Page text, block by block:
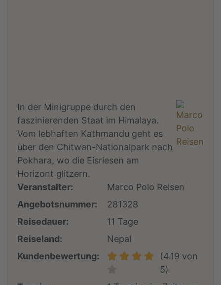
In der Minigruppe durch den
faszinierenden Staat im Himalaya.
Vom lebhaften Kathmandu geht es
über den Chitwan-Nationalpark nach
Pokhara, wo die Eisriesen am
Horizont glitzern.
Veranstalter:
Marco Polo Reisen
Angebotsnummer:
281328
Reisedauer:
11 Tage
Reiseland:
Nepal
Kundenbewertung:
(4.19 von
5)